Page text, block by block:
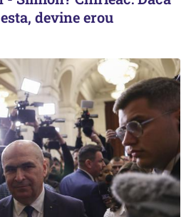
devine erou